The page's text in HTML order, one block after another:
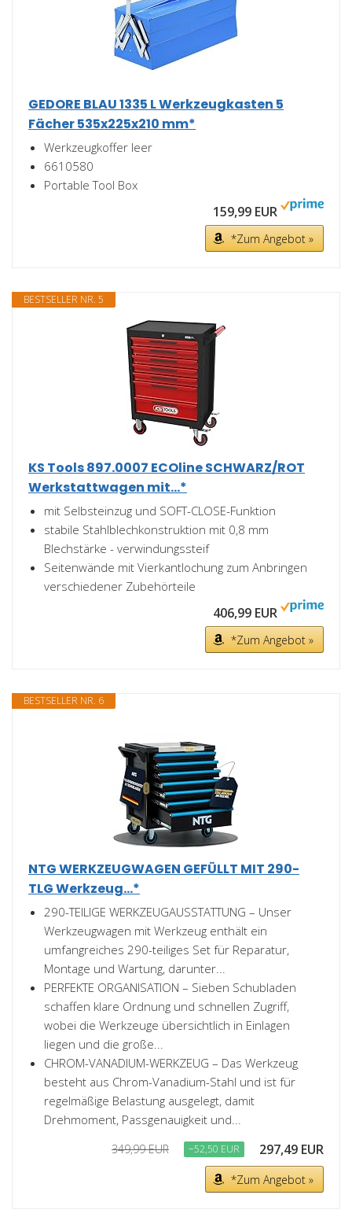
GEDORE BLAU 1335 L Werkzeugkasten 5
Fächer 535x225x210 mm*
Werkzeugkoffer leer
6610580
Portable Tool Box
159,99 EUR
*Zum Angebot »
BESTSELLER NR. 5
KS Tools 897.0007 ECOline SCHWARZ/ROT
Werkstattwagen mit...*
mit Selbsteinzug und SOFT-CLOSE-Funktion
stabile Stahlblechkonstruktion mit 0,8 mm
Blechstärke - verwindungssteif
Seitenwände mit Vierkantlochung zum Anbringen
verschiedener Zubehörteile
406,99 EUR
*Zum Angebot »
BESTSELLER NR. 6
NTG WERKZEUGWAGEN GEFÜLLT MIT 290-
TLG Werkzeug...*
290-TEILIGE WERKZEUGAUSSTATTUNG – Unser
Werkzeugwagen mit Werkzeug enthält ein
umfangreiches 290-teiliges Set für Reparatur,
Montage und Wartung, darunter...
PERFEKTE ORGANISATION – Sieben Schubladen
schaffen klare Ordnung und schnellen Zugriff,
wobei die Werkzeuge übersichtlich in Einlagen
liegen und die große...
CHROM-VANADIUM-WERKZEUG – Das Werkzeug
besteht aus Chrom-Vanadium-Stahl und ist für
regelmäßige Belastung ausgelegt, damit
Drehmoment, Passgenauigkeit und...
349,99 EUR −52,50 EUR 297,49 EUR
*Zum Angebot »